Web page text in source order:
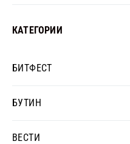
КАТЕГОРИИ
БИТФЕСТ
БУТИН
ВЕСТИ